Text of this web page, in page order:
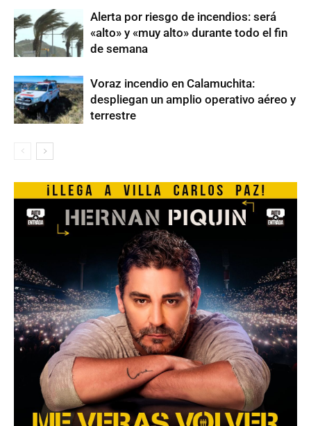
Alerta por riesgo de incendios: será
«alto» y «muy alto» durante todo el fin
de semana
Voraz incendio en Calamuchita:
despliegan un amplio operativo aéreo y
terrestre